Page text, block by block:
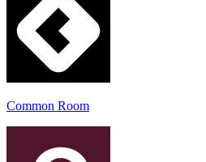
Common Room